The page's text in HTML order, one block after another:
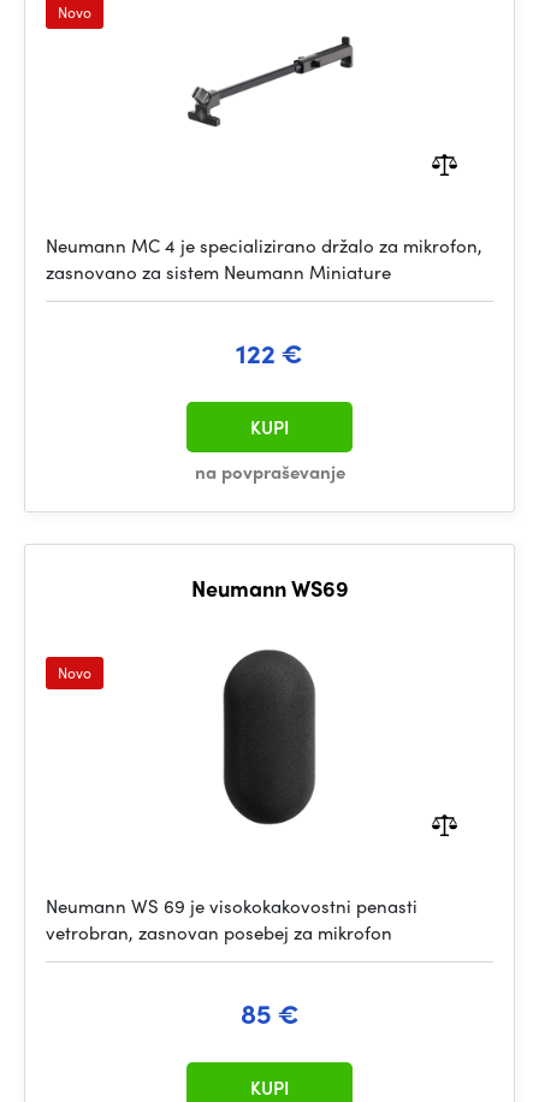
Novo
Neumann MC 4 je specializirano držalo za mikrofon,
zasnovano za sistem Neumann Miniature
122 €
na povpraševanje
KUPI
Neumann WS69
Novo
Neumann WS 69 je visokokakovostni penasti
vetrobran, zasnovan posebej za mikrofon
85 €
KUPI